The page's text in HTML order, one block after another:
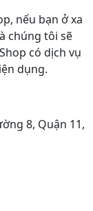
nếu bạn ở xa
chúng tôi sẽ
có dịch vụ
dụng.
8, Quận 11,